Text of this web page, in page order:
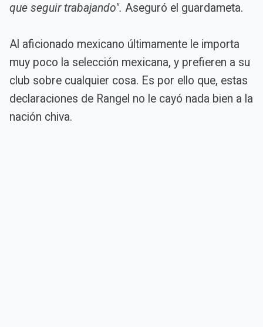
que seguir trabajando". Aseguró el guardameta.
Al aficionado mexicano últimamente le importa
muy poco la selección mexicana, y prefieren a su
club sobre cualquier cosa. Es por ello que, estas
declaraciones de Rangel no le cayó nada bien a la
nación chiva.